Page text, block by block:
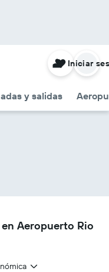
y salidas
Iniciar
Aeropuerto Rio